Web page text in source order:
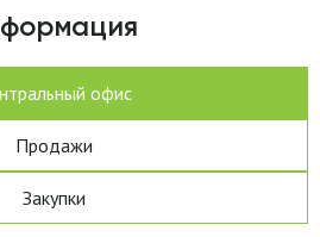
офис
Продажи
Закупки